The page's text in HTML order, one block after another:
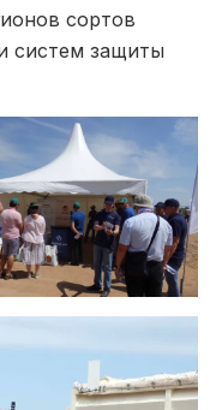
сортов
систем защиты